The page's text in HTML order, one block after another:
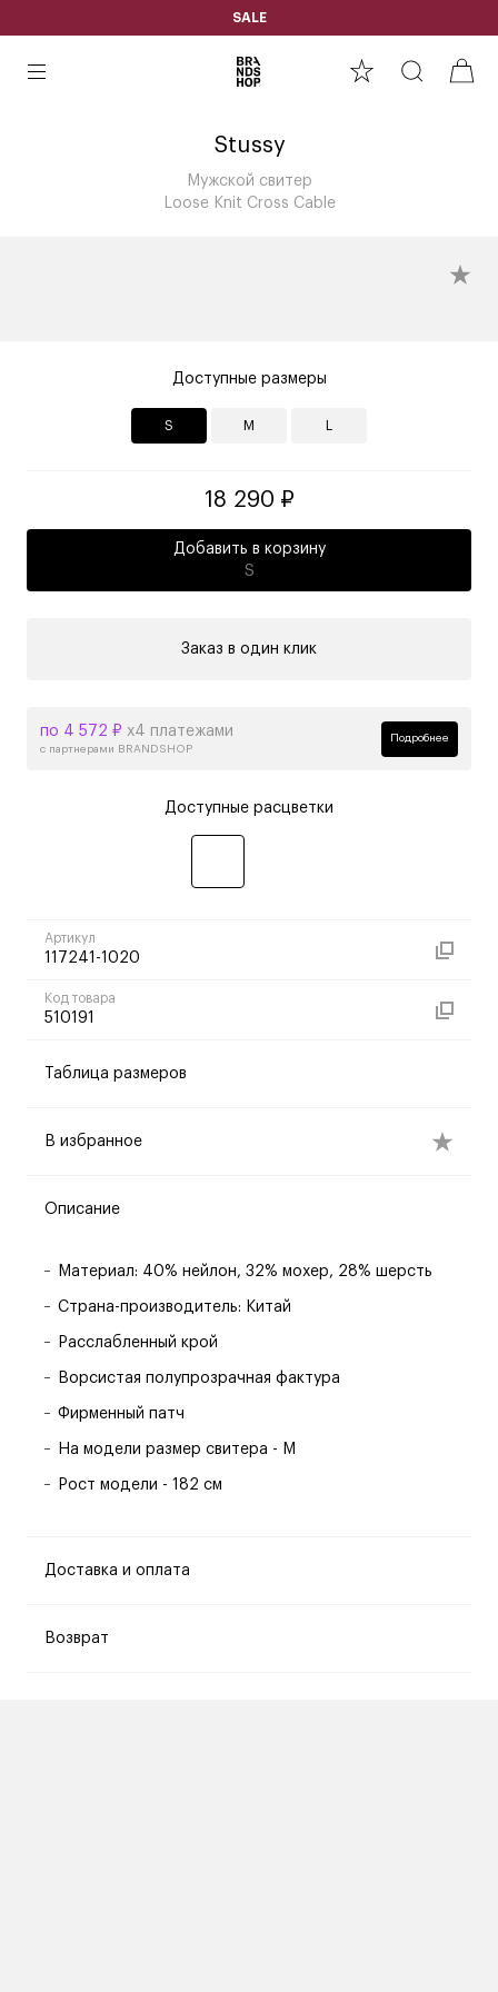
SALE
Stussy
Мужской свитер
Loose Knit Cross Cable
Доступные размеры
S M
18 290 ₽
Добавить в корзину
S
Заказ в один клик
по 4 572 ₽ х4 платежами
с партнерами BRANDSHOP
Подробнее
Доступные расцветки
Артикул
117241-1020
Код товара
510191
Таблица размеров
В избранное
Описание
Материал: 40% нейлон, 32% мохер, 28% шерсть
Страна-производитель: Китай
Расслабленный крой
Ворсистая полупрозрачная фактура
Фирменный патч
На модели размер свитера - M
Рост модели - 182 см
Доставка и оплата
Возврат